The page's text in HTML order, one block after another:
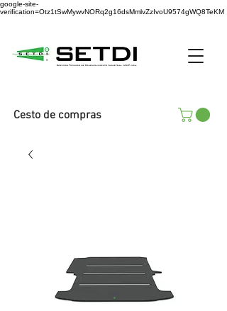
google-site-
verification=Otz1tSwMywvNORq2g16dsMmlvZzIvoU9574gWQ8TeKM
Cesto de compras